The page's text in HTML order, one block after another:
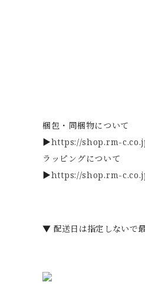
梱包・同梱物について
▶https://shop.rm-
ラッピングについて
▶https://shop.rm-
▼ 配送日は指定しないで